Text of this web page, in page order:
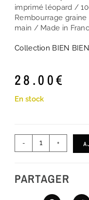
imprimé léopard /
Rembourrage
main / Made in
Collection BIEN
28.00€
En stock
- +
PARTAGER